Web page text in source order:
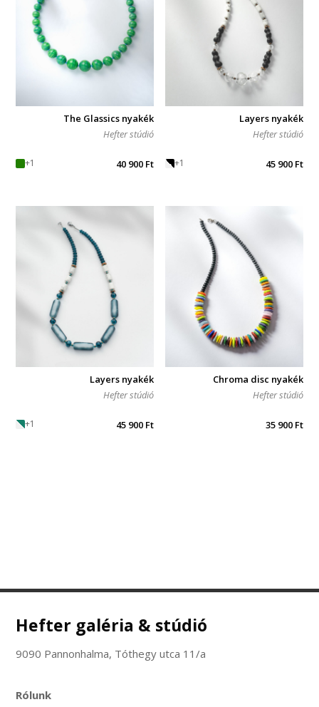
Hefter stúdió
The Glassics nyakék
+1 40 900 Ft
Hefter stúdió
Layers nyakék
+1 45 900 Ft
Hefter stúdió
Layers nyakék
+1 45 900 Ft
Hefter stúdió
Chroma disc nyakék
35 900 Ft
Hefter galéria & stúdió
9090 Pannonhalma, Tóthegy utca 11/a
Rólunk